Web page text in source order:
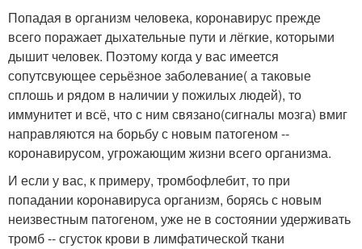
Попадая в организм человека, коронавирус прежде
всего поражает дыхательные пути и лёгкие, которыми
дышит человек. Поэтому когда у вас имеется
сопутсвующее серьёзное заболевание( а таковые
сплошь и рядом в наличии у пожилых людей), то
иммунитет и всё, что с ним связано(сигналы мозга) вмиг
направляются на борьбу с новым патогеном --
коронавирусом, угрожающим жизни всего организма.
И если у вас, к примеру, тромбофлебит, то при
попадании коронавируса организм, борясь с новым
неизвестным патогеном, уже не в состоянии удерживать
тромб -- сгусток крови в лимфатической ткани